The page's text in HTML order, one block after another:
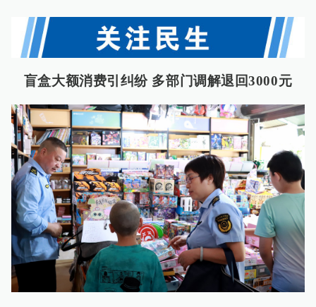
盲盒大额消费引纠纷 多部门调解退回3000元